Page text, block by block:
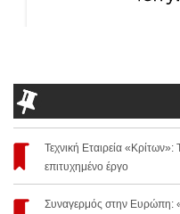
Τεχνική Εταιρεία
επιτυχημένο έργο
Συναγερμός στην Ευρώπη: